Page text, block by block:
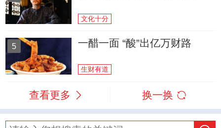
文化十分
5 一醋一面 “酸”出亿万财路
生财有道
查看更多 换一换